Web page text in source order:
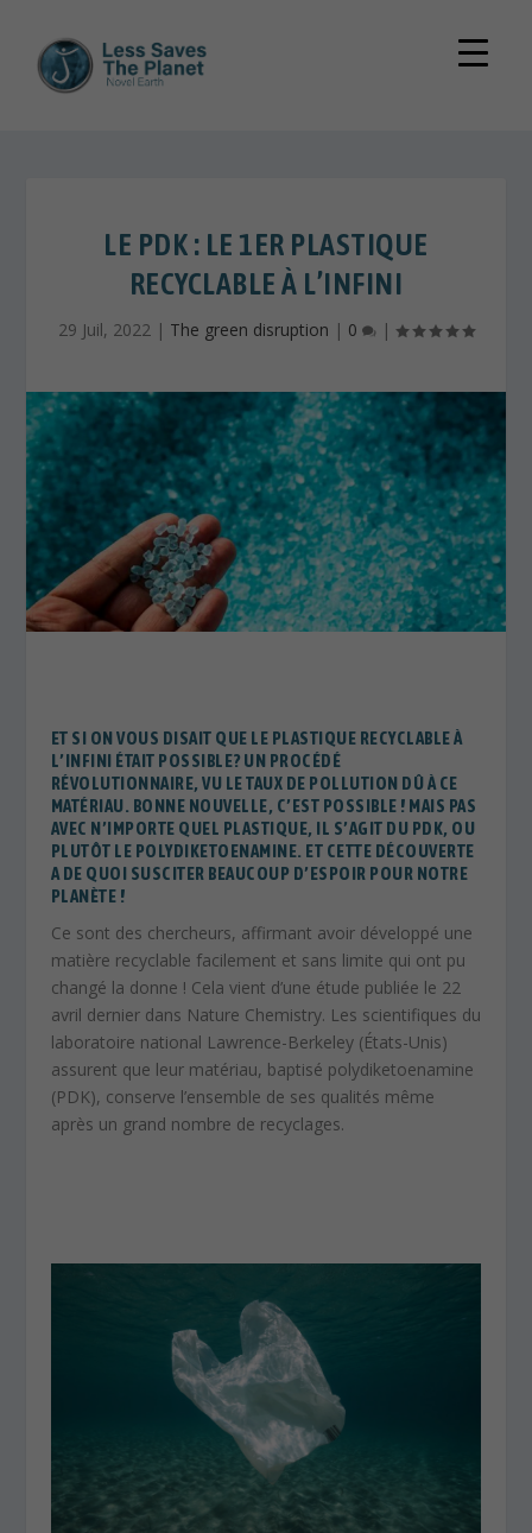
LE PDK : LE 1ER PLASTIQUE
RECYCLABLE À L’INFINI
29 Juil, 2022 | The green disruption | 0 |
ET SI ON VOUS DISAIT QUE LE PLASTIQUE RECYCLABLE À
L’INFINI ÉTAIT POSSIBLE? UN PROCÉDÉ
RÉVOLUTIONNAIRE, VU LE TAUX DE POLLUTION DÛ À CE
MATÉRIAU. BONNE NOUVELLE, C’EST POSSIBLE ! MAIS PAS
AVEC N’IMPORTE QUEL PLASTIQUE, IL S’AGIT DU PDK, OU
PLUTÔT LE POLYDIKETOENAMINE. ET CETTE DÉCOUVERTE
A DE QUOI SUSCITER BEAUCOUP D’ESPOIR POUR NOTRE
PLANÈTE !
Ce sont des chercheurs, affirmant avoir développé une
matière recyclable facilement et sans limite qui ont pu
changé la donne ! Cela vient d’une étude publiée le 22
avril dernier dans Nature Chemistry. Les scientifiques du
laboratoire national Lawrence-Berkeley (États-Unis)
assurent que leur matériau, baptisé polydiketoenamine
(PDK), conserve l’ensemble de ses qualités même
après un grand nombre de recyclages.